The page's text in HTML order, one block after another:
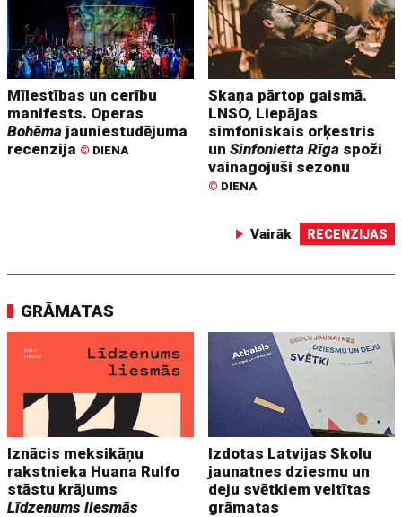
Mīlestības un cerību
manifests. Operas
Bohēma jauniestudējuma
recenzija © DIENA
Skaņa pārtop gaismā.
LNSO, Liepājas
simfoniskais orķestris
unSinfonietta Rīga spoži
vainagojuši sezonu
© DIENA
Vairāk RECENZIJAS
GRĀMATAS
Iznācis meksikāņu
rakstnieka Huana Rulfo
stāstu krājums
Līdzenums liesmās
Izdotas Latvijas Skolu
jaunatnes dziesmu un
deju svētkiem veltītas
grāmatas